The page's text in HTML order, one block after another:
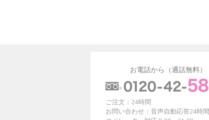
お電話から（通話無料）
ご注文：24時間
お問い合わせ：音声自動応答24時間